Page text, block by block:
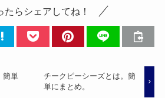
たらシェアしてね！
簡単
チークピーシーズとは。簡
単にまとめ。